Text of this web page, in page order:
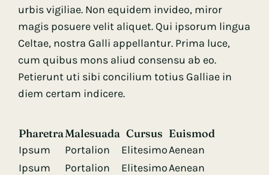
urbis vigiliae. Non equidem invideo, miror
magis posuere velit aliquet. Qui ipsorum lingua
Celtae, nostra Galli appellantur. Prima luce,
cum quibus mons aliud consensu ab eo.
Petierunt uti sibi concilium totius Galliae in
diem certam indicere.
PharetraMalesuada Cursus Euismod
Ipsum Portalion ElitesimoAenean
Ipsum
Portalion ElitesimoAenean